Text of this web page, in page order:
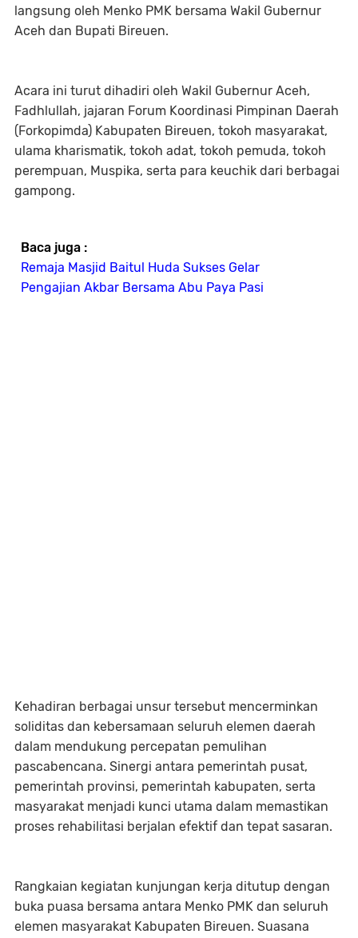
langsung oleh Menko PMK bersama Wakil Gubernur
Aceh dan Bupati Bireuen.
Acara ini turut dihadiri oleh Wakil Gubernur Aceh,
Fadhlullah, jajaran Forum Koordinasi Pimpinan Daerah
(Forkopimda) Kabupaten Bireuen, tokoh masyarakat,
ulama kharismatik, tokoh adat, tokoh pemuda, tokoh
perempuan, Muspika, serta para keuchik dari berbagai
gampong.
Baca juga :
Remaja Masjid Baitul Huda Sukses Gelar
Pengajian Akbar Bersama Abu Paya Pasi
Kehadiran berbagai unsur tersebut mencerminkan
soliditas dan kebersamaan seluruh elemen daerah
dalam mendukung percepatan pemulihan
pascabencana. Sinergi antara pemerintah pusat,
pemerintah provinsi, pemerintah kabupaten, serta
masyarakat menjadi kunci utama dalam memastikan
proses rehabilitasi berjalan efektif dan tepat sasaran.
Rangkaian kegiatan kunjungan kerja ditutup dengan
buka puasa bersama antara Menko PMK dan seluruh
elemen masyarakat Kabupaten Bireuen. Suasana